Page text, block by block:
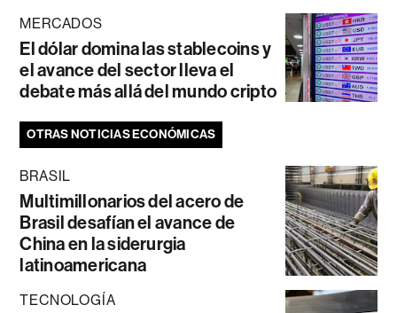
MERCADOS
El dólar domina las stablecoins y
el avance del sector lleva el
debate más allá del mundo cripto
OTRAS NOTICIAS ECONÓMICAS
BRASIL
Multimillonarios del acero de
Brasil desafían el avance de
China en la siderurgia
latinoamericana
TECNOLOGÍA